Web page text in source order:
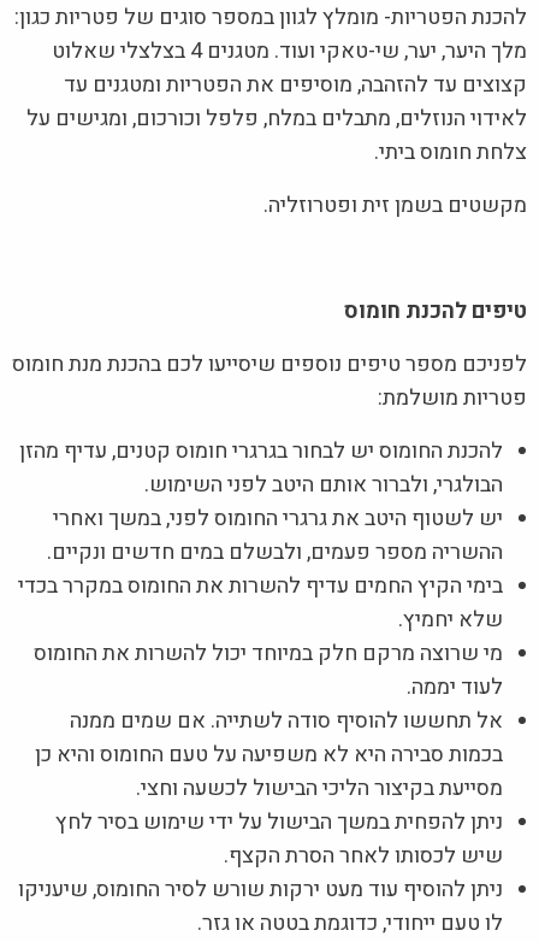
להכנת הפטריות- מומלץ לגוון במספר סוגים של פטריות כגון:
מלך היער, יער, שי-טאקי ועוד. מטגנים 4 בצלצלי שאלוט
קצוצים עד להזהבה, מוסיפים את הפטריות ומטגנים עד
לאידוי הנוזלים, מתבלים במלח, פלפל וכורכום, ומגישים על
צלחת חומוס ביתי.
מקשטים בשמן זית ופטרוזליה.
טיפים להכנת חומוס
לפניכם מספר טיפים נוספים שיסייעו לכם בהכנת מנת חומוס
פטריות מושלמת:
להכנת החומוס יש לבחור בגרגרי חומוס קטנים, עדיף מהזן
הבולגרי, ולברור אותם היטב לפני השימוש.
יש לשטוף היטב את גרגרי החומוס לפני, במשך ואחרי
ההשריה מספר פעמים, ולבשלם במים חדשים ונקיים.
בימי הקיץ החמים עדיף להשרות את החומוס במקרר בכדי
שלא יחמיץ.
מי שרוצה מרקם חלק במיוחד יכול להשרות את החומוס
לעוד יממה.
אל תחששו להוסיף סודה לשתייה. אם שמים ממנה
בכמות סבירה היא לא משפיעה על טעם החומוס והיא כן
מסייעת בקיצור הליכי הבישול לכשעה וחצי.
ניתן להפחית במשך הבישול על ידי שימוש בסיר לחץ
שיש לכסותו לאחר הסרת הקצף.
ניתן להוסיף עוד מעט ירקות שורש לסיר החומוס, שיעניקו
לו טעם ייחודי, כדוגמת בטטה או גזר.